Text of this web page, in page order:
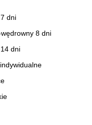
dni
8 dni
dni
na wyświetlanie reklam
do Twoich
na wykorzystywanie
analitycznych i